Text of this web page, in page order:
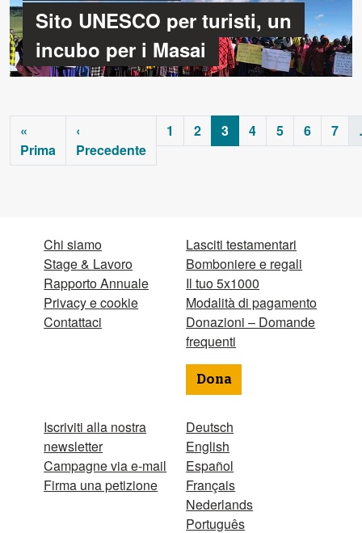
Sito UNESCO per turisti, un
incubo per i Masai
«
Prima
‹
Precedente
1 2 3 4 5 6 7
Chi siamo
Stage & Lavoro
Rapporto Annuale
Privacy e cookie
Contattaci
Iscriviti alla nostra
newsletter
Campagne via e-mail
Firma una petizione
Lasciti testamentari
Bomboniere e regali
Il tuo 5x1000
Modalità di pagamento
Donazioni – Domande
frequenti
Dona
Deutsch
English
Español
Français
Nederlands
Português